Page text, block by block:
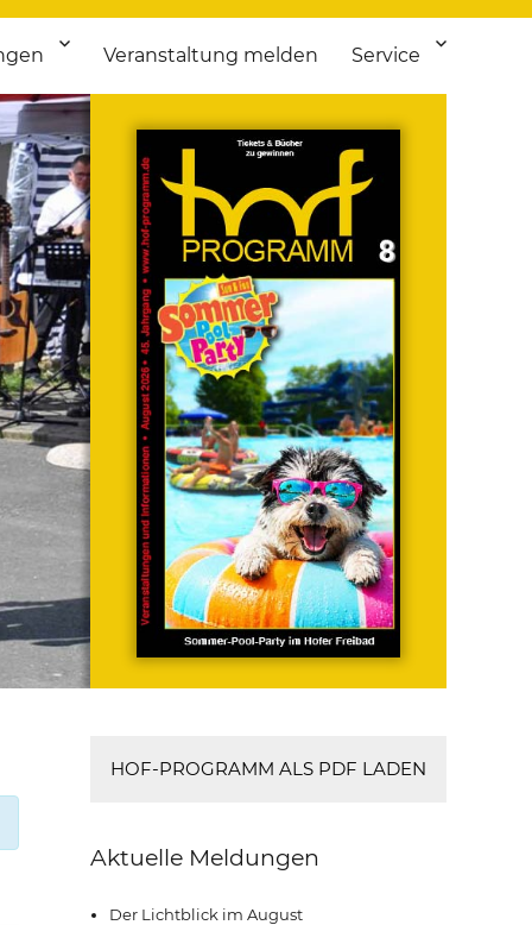
Veranstaltung melden Service
HOF-PROGRAMM ALS PDF LADEN
Aktuelle Meldungen
Der Lichtblick im August